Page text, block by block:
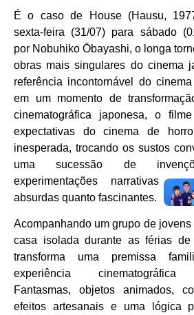
É o caso de House (Hausu,
sexta-feira (31/07) para sábado
por Nobuhiko Ōbayashi, o longa
obras mais singulares do cinema
referência incontornável do
em um momento de
cinematográfica japonesa, o
expectativas do cinema de
inesperada, trocando os sustos
uma sucessão de
experimentações narrativas e
absurdas quanto fascinantes.
Acompanhando um grupo de
casa isolada durante as férias de
transforma uma premissa
experiência cinematográfica
Fantasmas, objetos animados,
efeitos artesanais e uma lógica